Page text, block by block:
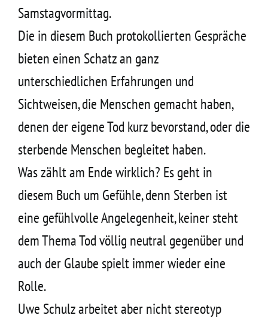
Samstagvormittag.
Die in diesem Buch protokollierten Gespräche
bieten einen Schatz an ganz
unterschiedlichen Erfahrungen und
Sichtweisen, die Menschen gemacht haben,
denen der eigene Tod kurz bevorstand, oder die
sterbende Menschen begleitet haben.
Was zählt am Ende wirklich? Es geht in
diesem Buch um Gefühle, denn Sterben ist
eine gefühlvolle Angelegenheit, keiner steht
dem Thema Tod völlig neutral gegenüber und
auch der Glaube spielt immer wieder eine
Rolle.
Uwe Schulz arbeitet aber nicht stereotyp